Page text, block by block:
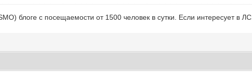
блоге с посещаемости от 1500 человек в сутки. Если интересует в ЛС.